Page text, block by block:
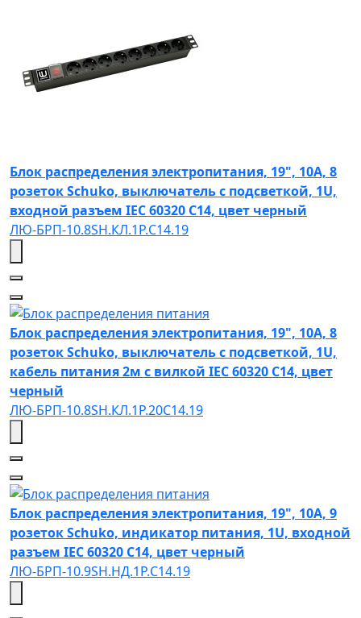
Блок распределения электропитания, 19", 10А, 8
розеток Schuko, выключатель с подсветкой, 1U,
входной разъем IEC 60320 C14, цвет черный
ЛЮ-БРП-10.8SH.КЛ.1Р.C14.19
Блок распределения электропитания, 19", 10А, 8
розеток Schuko, выключатель с подсветкой, 1U,
кабель питания 2м с вилкой IEC 60320 C14, цвет
черный
ЛЮ-БРП-10.8SH.КЛ.1Р.20C14.19
Блок распределения электропитания, 19", 10А, 9
розеток Schuko, индикатор питания, 1U, входной
разъем IEC 60320 C14, цвет черный
ЛЮ-БРП-10.9SH.НД.1Р.C14.19